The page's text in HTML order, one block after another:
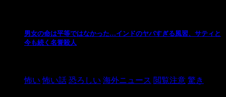
男女の命は平等ではなかった…インドのヤバすぎる風習、サティと
今も続く名誉殺人
怖い 怖い話 恐ろしい 海外ニュース 閲覧注意 驚き